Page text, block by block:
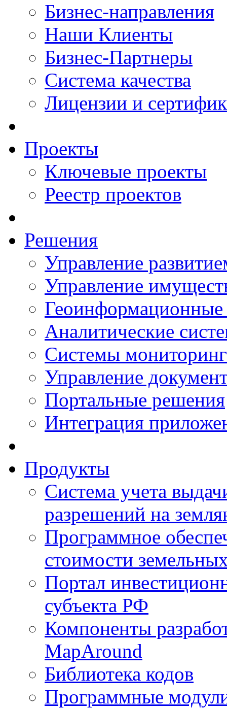
Бизнес-направления
Наши Клиенты
Бизнес-Партнеры
Система качества
Лицензии и
Проекты
Ключевые проекты
Реестр проектов
Решения
Управление
Управление
Аналитические
Системы
Управление
Портальные решения
Интеграция
Продукты
Система учета
разрешений на
Программное
стоимости
Портал
субъекта РФ
Компоненты
MapAround
Библиотека кодов
Программные